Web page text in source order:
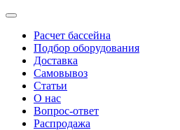
Расчет бассейна
Подбор оборудования
Доставка
Самовывоз
Статьи
О нас
Вопрос-ответ
Распродажа